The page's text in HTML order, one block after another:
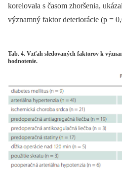
korelovala s časom zhoršenia,
významný faktor deteriorácie (p =
Tab. 4. Vzťah sledovaných faktorov k
hodnotenie.